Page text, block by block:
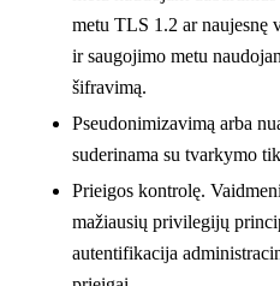
metu TLS 1.2 ar naujesnę
ir saugojimo metu
šifravimą.
Pseudonimizavimą arba
suderinama su tvarkymo
Prieigos kontrolę.
mažiausių privilegijų
autentifikacija